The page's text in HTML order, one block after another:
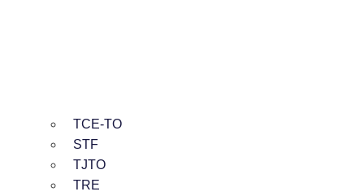
TCE-TO
STF
TJTO
TRE